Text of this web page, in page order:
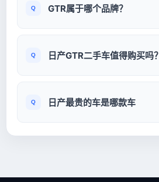
GTR属于哪个品牌？
日产GTR二手车值得购买吗？
日产最贵的车是哪款车